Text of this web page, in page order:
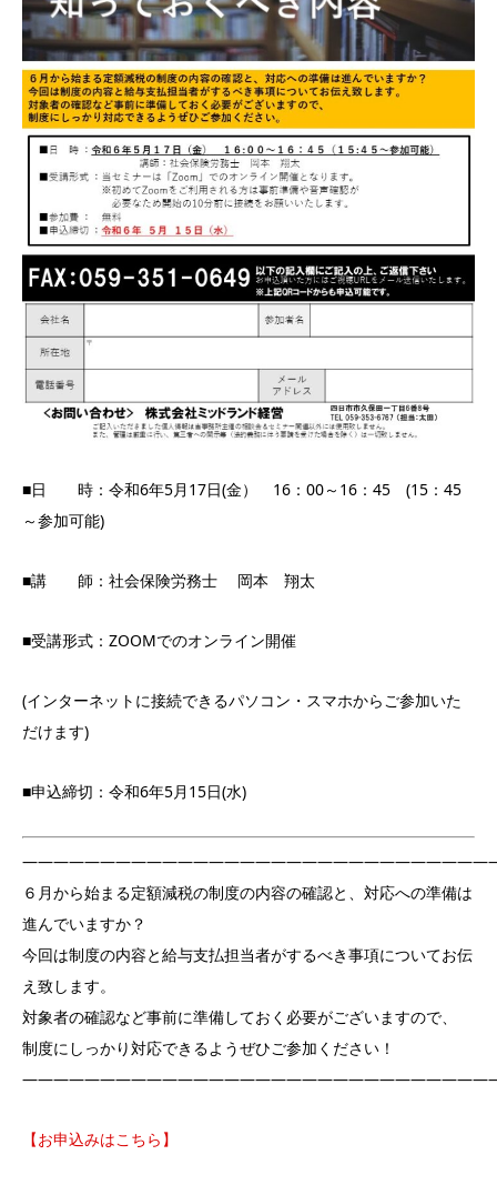
■日 時：令和6年5月17日(金） 16：00～16：45 (15：45
～参加可能)
■講 師：社会保険労務士 岡本 翔太
■受講形式：ZOOMでのオンライン開催
(インターネットに接続できるパソコン・スマホからご参加いた
だけます)
■申込締切：令和6年5月15日(水)
６月から始まる定額減税の制度の内容の確認と、対応への準備は
進んでいますか？
今回は制度の内容と給与支払担当者がするべき事項についてお伝
え致します。
対象者の確認など事前に準備しておく必要がございますので、
制度にしっかり対応できるようぜひご参加ください！
【お申込みはこちら】